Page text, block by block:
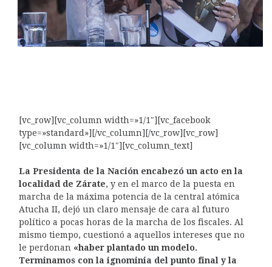
[vc_row][vc_column width=»1/1″][vc_facebook
type=»standard»][/vc_column][/vc_row][vc_row]
[vc_column width=»1/1″][vc_column_text]
La Presidenta de la Nación encabezó un acto en la
localidad de Zárate, y en el marco de la puesta en
marcha de la máxima potencia de la central atómica
Atucha II, dejó un claro mensaje de cara al futuro
político a pocas horas de la marcha de los fiscales. Al
mismo tiempo, cuestionó a aquellos intereses que no
le perdonan «haber plantado un modelo.
Terminamos con la ignominia del punto final y la